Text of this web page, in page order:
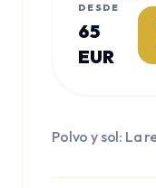
DESDE
65
EUR
Polvo y sol: La